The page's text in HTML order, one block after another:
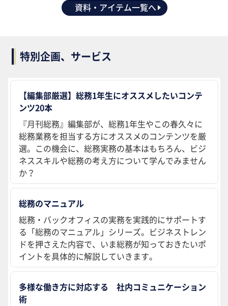
資料・アイテム一覧へ
特別企画、サービス
【編集部厳選】総務1年生にオススメしたいコンテ
ンツ20本
『月刊総務』編集部が、総務1年生やこの春久々に
総務業務を担当する方にオススメのコンテンツを厳
選。この機会に、総務実務の基本はもちろん、ビジ
ネススキルや総務の考え方について学んでみません
か？
総務のマニュアル
総務・バックオフィスの実務を実践的にサポートす
る「総務のマニュアル」シリーズ。ビジネストレン
ドを押さえた内容で、いま総務が知っておきたいポ
イントを具体的に解説していきます。
多様な働き方に対応する 社内コミュニケーション
術